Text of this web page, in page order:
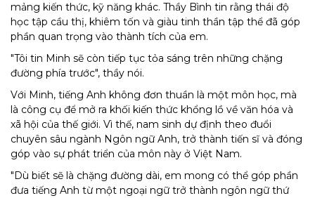
mảng kiến thức, kỹ năng khác. Thầy Bình tin rằng thái độ
học tập cầu thị, khiêm tốn và giàu tinh thần tập thể đã góp
phần quan trọng vào thành tích của em.
"Tôi tin Minh sẽ còn tiếp tục tỏa sáng trên những chặng
đường phía trước", thầy nói.
Với Minh, tiếng Anh không đơn thuần là một môn học, mà
là công cụ để mở ra khối kiến thức khổng lồ về văn hóa và
xã hội của thế giới. Vì thế, nam sinh dự định theo đuổi
chuyên sâu ngành Ngôn ngữ Anh, trở thành tiến sĩ và đóng
góp vào sự phát triển của môn này ở Việt Nam.
"Dù biết sẽ là chặng đường dài, em mong có thể góp phần
đưa tiếng Anh từ một ngoại ngữ trở thành ngôn ngữ thứ